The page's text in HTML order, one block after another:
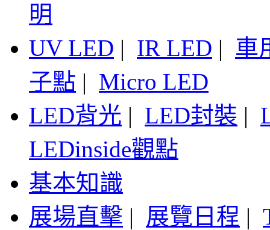
明
UV LED | IR LED | 車
子點 | Micro LED
LED背光 | LED封裝 |
LEDinside觀點
基本知識
展場直擊 | 展覽日程 |